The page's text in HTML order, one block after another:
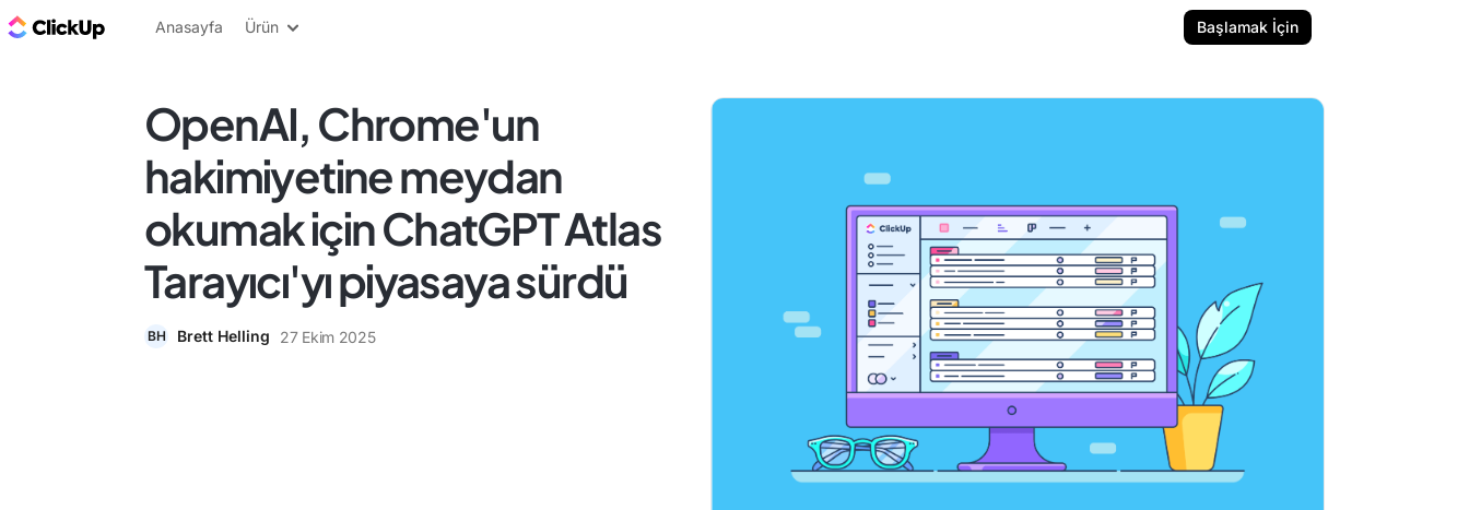
ClickUp Blog
Anasayfa Ürün Başlamak İçin
OpenAI, Chrome'un
hakimiyetine meydan
okumak için ChatGPT Atlas
Tarayıcı'yı piyasaya sürdü
BH Brett Helling 27 Ekim 2025